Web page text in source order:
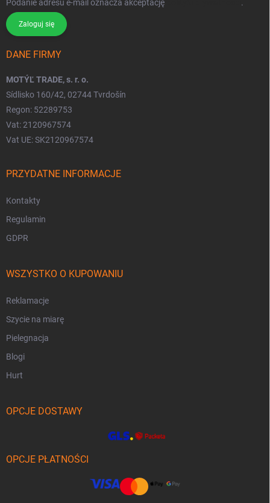
Podanie adresu e-mail oznacza akceptację .
Zaloguj się
DANE FIRMY
MOTÝĽ TRADE, s. r. o.
Sídlisko 160/42, 02744 Tvrdošín
Regon: 52289753
Vat: 2120967574
Vat UE: SK2120967574
PRZYDATNE INFORMACJE
Kontakty
Regulamin
GDPR
WSZYSTKO O KUPOWANIU
Reklamacje
Szycie na miarę
Pielegnacja
Blogi
Hurt
OPCJE DOSTAWY
OPCJE PŁATNOŚCI